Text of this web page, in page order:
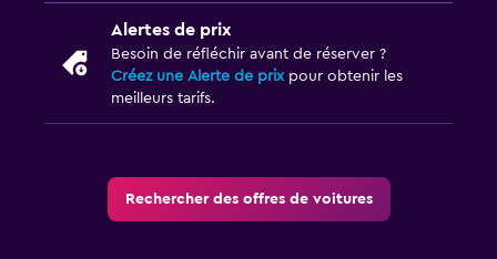
Alertes de prix
Besoin de réfléchir avant de réserver ?
Créez une Alerte de prixpour obtenir les
meilleurs tarifs.
Rechercher des offres de voitures